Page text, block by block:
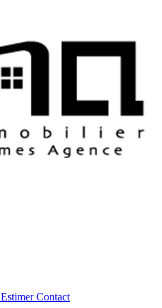
EstimerContact